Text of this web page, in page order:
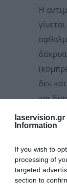
laservision.gr
Information
If you wish to
processing of
targeted
section to
Η
δεν
και
δύο
«
αγωγή,